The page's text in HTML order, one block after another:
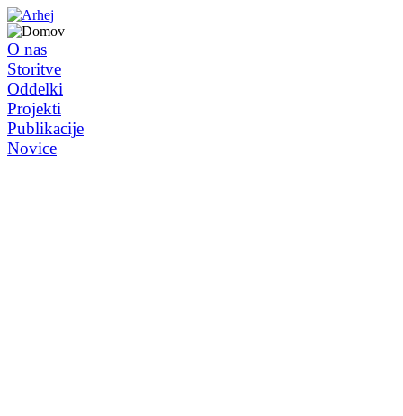
O nas
Storitve
Oddelki
Projekti
Publikacije
Novice